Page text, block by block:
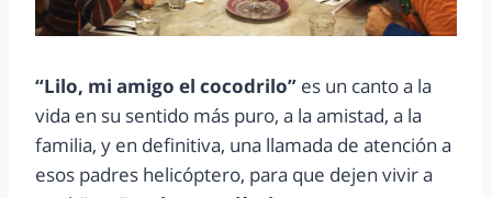
“Lilo, mi amigo el cocodrilo” es un canto a la
vida en su sentido más puro, a la amistad, a la
familia, y en definitiva, una llamada de atención a
esos padres helicóptero, para que dejen vivir a